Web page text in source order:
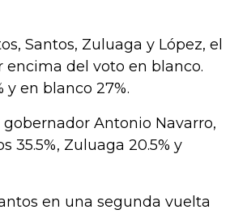
Santos, Zuluaga y López, el
del voto en blanco.
y en blanco 27%.
Antonio Navarro,
35.5%, Zuluaga 20.5% y
en una segunda vuelta